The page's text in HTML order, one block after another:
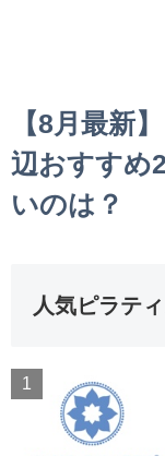
【8月最新
辺おすすめ
いのは？
人気ピラテ
1